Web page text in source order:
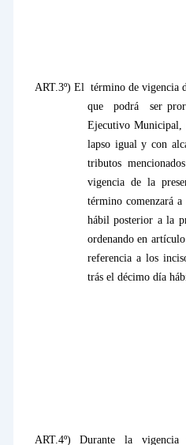
ART.3º) El término de vigencia
que
podrá ser
Ejecutivo Municipal,
lapso igual y con
tributos mencionados
vigencia de la
término comenzará a
hábil posterior a la
ordenando en
referencia a los
trás el décimo día
ART.4º) Durante la vigencia